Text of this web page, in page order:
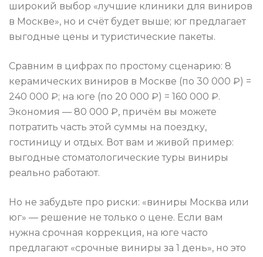
широкий выбор «лучшие клиники для виниров
в Москве», но и счёт будет выше; юг предлагает
выгодные цены и туристические пакеты.
Сравним в цифрах по простому сценарию: 8
керамических виниров в Москве (по 30 000 ₽) =
240 000 ₽; на юге (по 20 000 ₽) = 160 000 ₽.
Экономия — 80 000 ₽, причём вы можете
потратить часть этой суммы на поездку,
гостиницу и отдых. Вот вам и живой пример:
выгодные стоматологические туры виниры
реально работают.
Но не забудьте про риски: «виниры Москва или
юг» — решение не только о цене. Если вам
нужна срочная коррекция, на юге часто
предлагают «срочные виниры за 1 день», но это